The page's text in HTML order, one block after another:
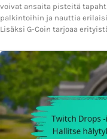
voivat ansaita pisteitä
palkintoihin ja nauttia
Lisäksi G-Coin tarjoaa